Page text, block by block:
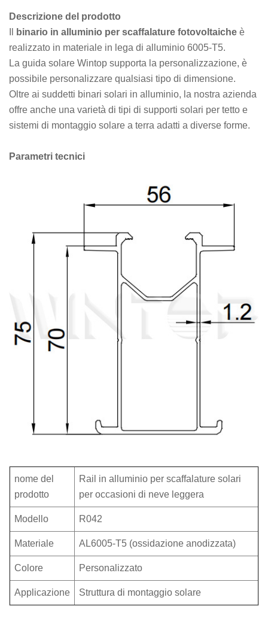
Descrizione del prodotto
binario in alluminio per scaffalature fotovoltaiche è
realizzato in materiale in lega di alluminio 6005-T5.
La guida solare Wintop supporta la personalizzazione, è
possibile personalizzare qualsiasi tipo di dimensione.
Oltre ai suddetti binari solari in alluminio, la nostra azienda
offre anche una varietà di tipi di supporti solari per tetto e
sistemi di montaggio solare a terra adatti a diverse forme.
Parametri tecnici
nome del
prodotto
Rail in alluminio per scaffalature solari
per occasioni di neve leggera
Modello R042
Materiale AL6005-T5 (ossidazione anodizzata)
Colore Personalizzato
Applicazione Struttura di montaggio solare